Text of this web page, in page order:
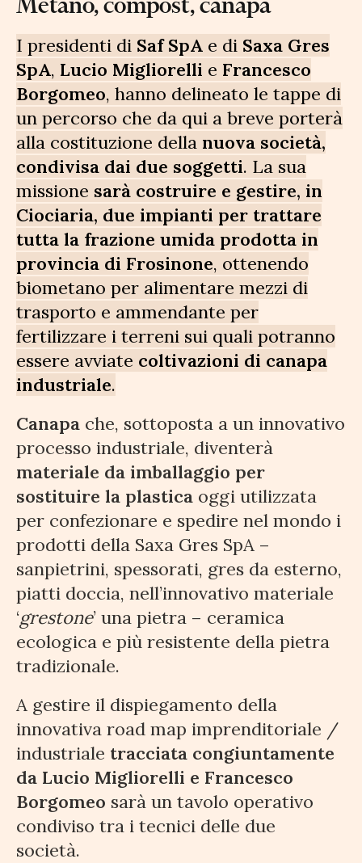
I presidenti di Saf SpA e di Saxa Gres
SpA, Lucio Migliorelli e Francesco
Borgomeo, hanno delineato le tappe di
un percorso che da qui a breve porterà
alla costituzione della nuova società,
condivisa dai due soggetti. La sua
missione sarà costruire e gestire, in
Ciociaria, due impianti per trattare
tutta la frazione umida prodotta in
provincia di Frosinone, ottenendo
biometano per alimentare mezzi di
trasporto e ammendante per
fertilizzare i terreni sui quali potranno
essere avviate coltivazioni di canapa
industriale.
Canapa che, sottoposta a un innovativo
processo industriale, diventerà
materiale da imballaggio per
sostituire la plastica oggi utilizzata
per confezionare e spedire nel mondo i
prodotti della Saxa Gres SpA –
sanpietrini, spessorati, gres da esterno,
piatti doccia, nell’innovativo materiale
‘grestone’ una pietra – ceramica
ecologica e più resistente della pietra
tradizionale.
A gestire il dispiegamento della
innovativa road map imprenditoriale /
industriale tracciata congiuntamente
da Lucio Migliorelli e Francesco
Borgomeo sarà un tavolo operativo
condiviso tra i tecnici delle due
società.